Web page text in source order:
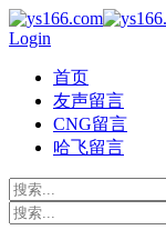
Login
首页
友声留言
CNG留言
哈飞留言